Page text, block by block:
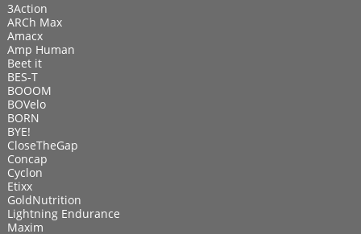
3Action
ARCh Max
Amacx
Amp Human
Beet it
BES-T
BOOOM
BOVelo
BORN
BYE!
CloseTheGap
Concap
Cyclon
Etixx
GoldNutrition
Lightning Endurance
Maxim